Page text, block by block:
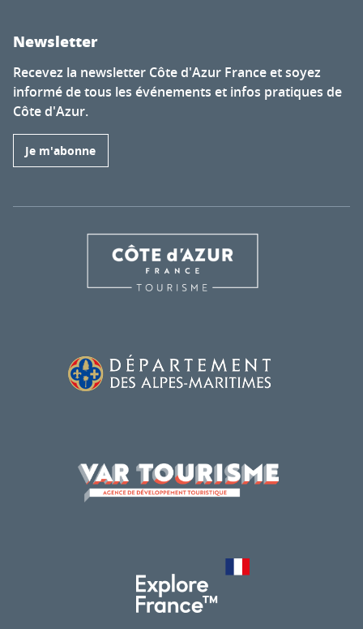
Newsletter
Recevez la newsletter Côte d'Azur France et soyez
informé de tous les événements et infos pratiques de
Côte d'Azur.
Je m'abonne